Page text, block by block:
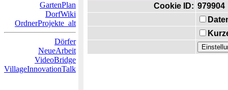
GartenPlan
DorfWiki
OrdnerProjekte_alt
Dörfer
NeueArbeit
VideoBridge
VillageInnovationTalk
Cookie ID: 979904